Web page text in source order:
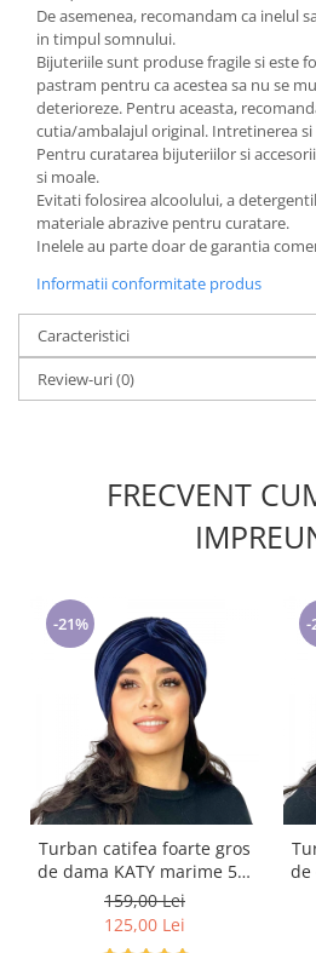
De asemenea, recomandam ca inelul
in timpul somnului.
Bijuteriile sunt produse fragile si este
pastram pentru ca acestea sa nu se
deterioreze. Pentru aceasta,
cutia/ambalajul original. Intretinerea
Pentru curatarea bijuteriilor si
si moale.
Evitati folosirea alcoolului, a
materiale abrazive pentru curatare.
Inelele au parte doar de garantia
Informatii conformitate produs
Caracteristici
Review-uri(0)
FRECVENT
-21%
Turban catifea foarte gros
de dama KATY marime 58-
60, captuseala polar,
culoare bleomarin
159,00 Lei
125,00 Lei
-
de